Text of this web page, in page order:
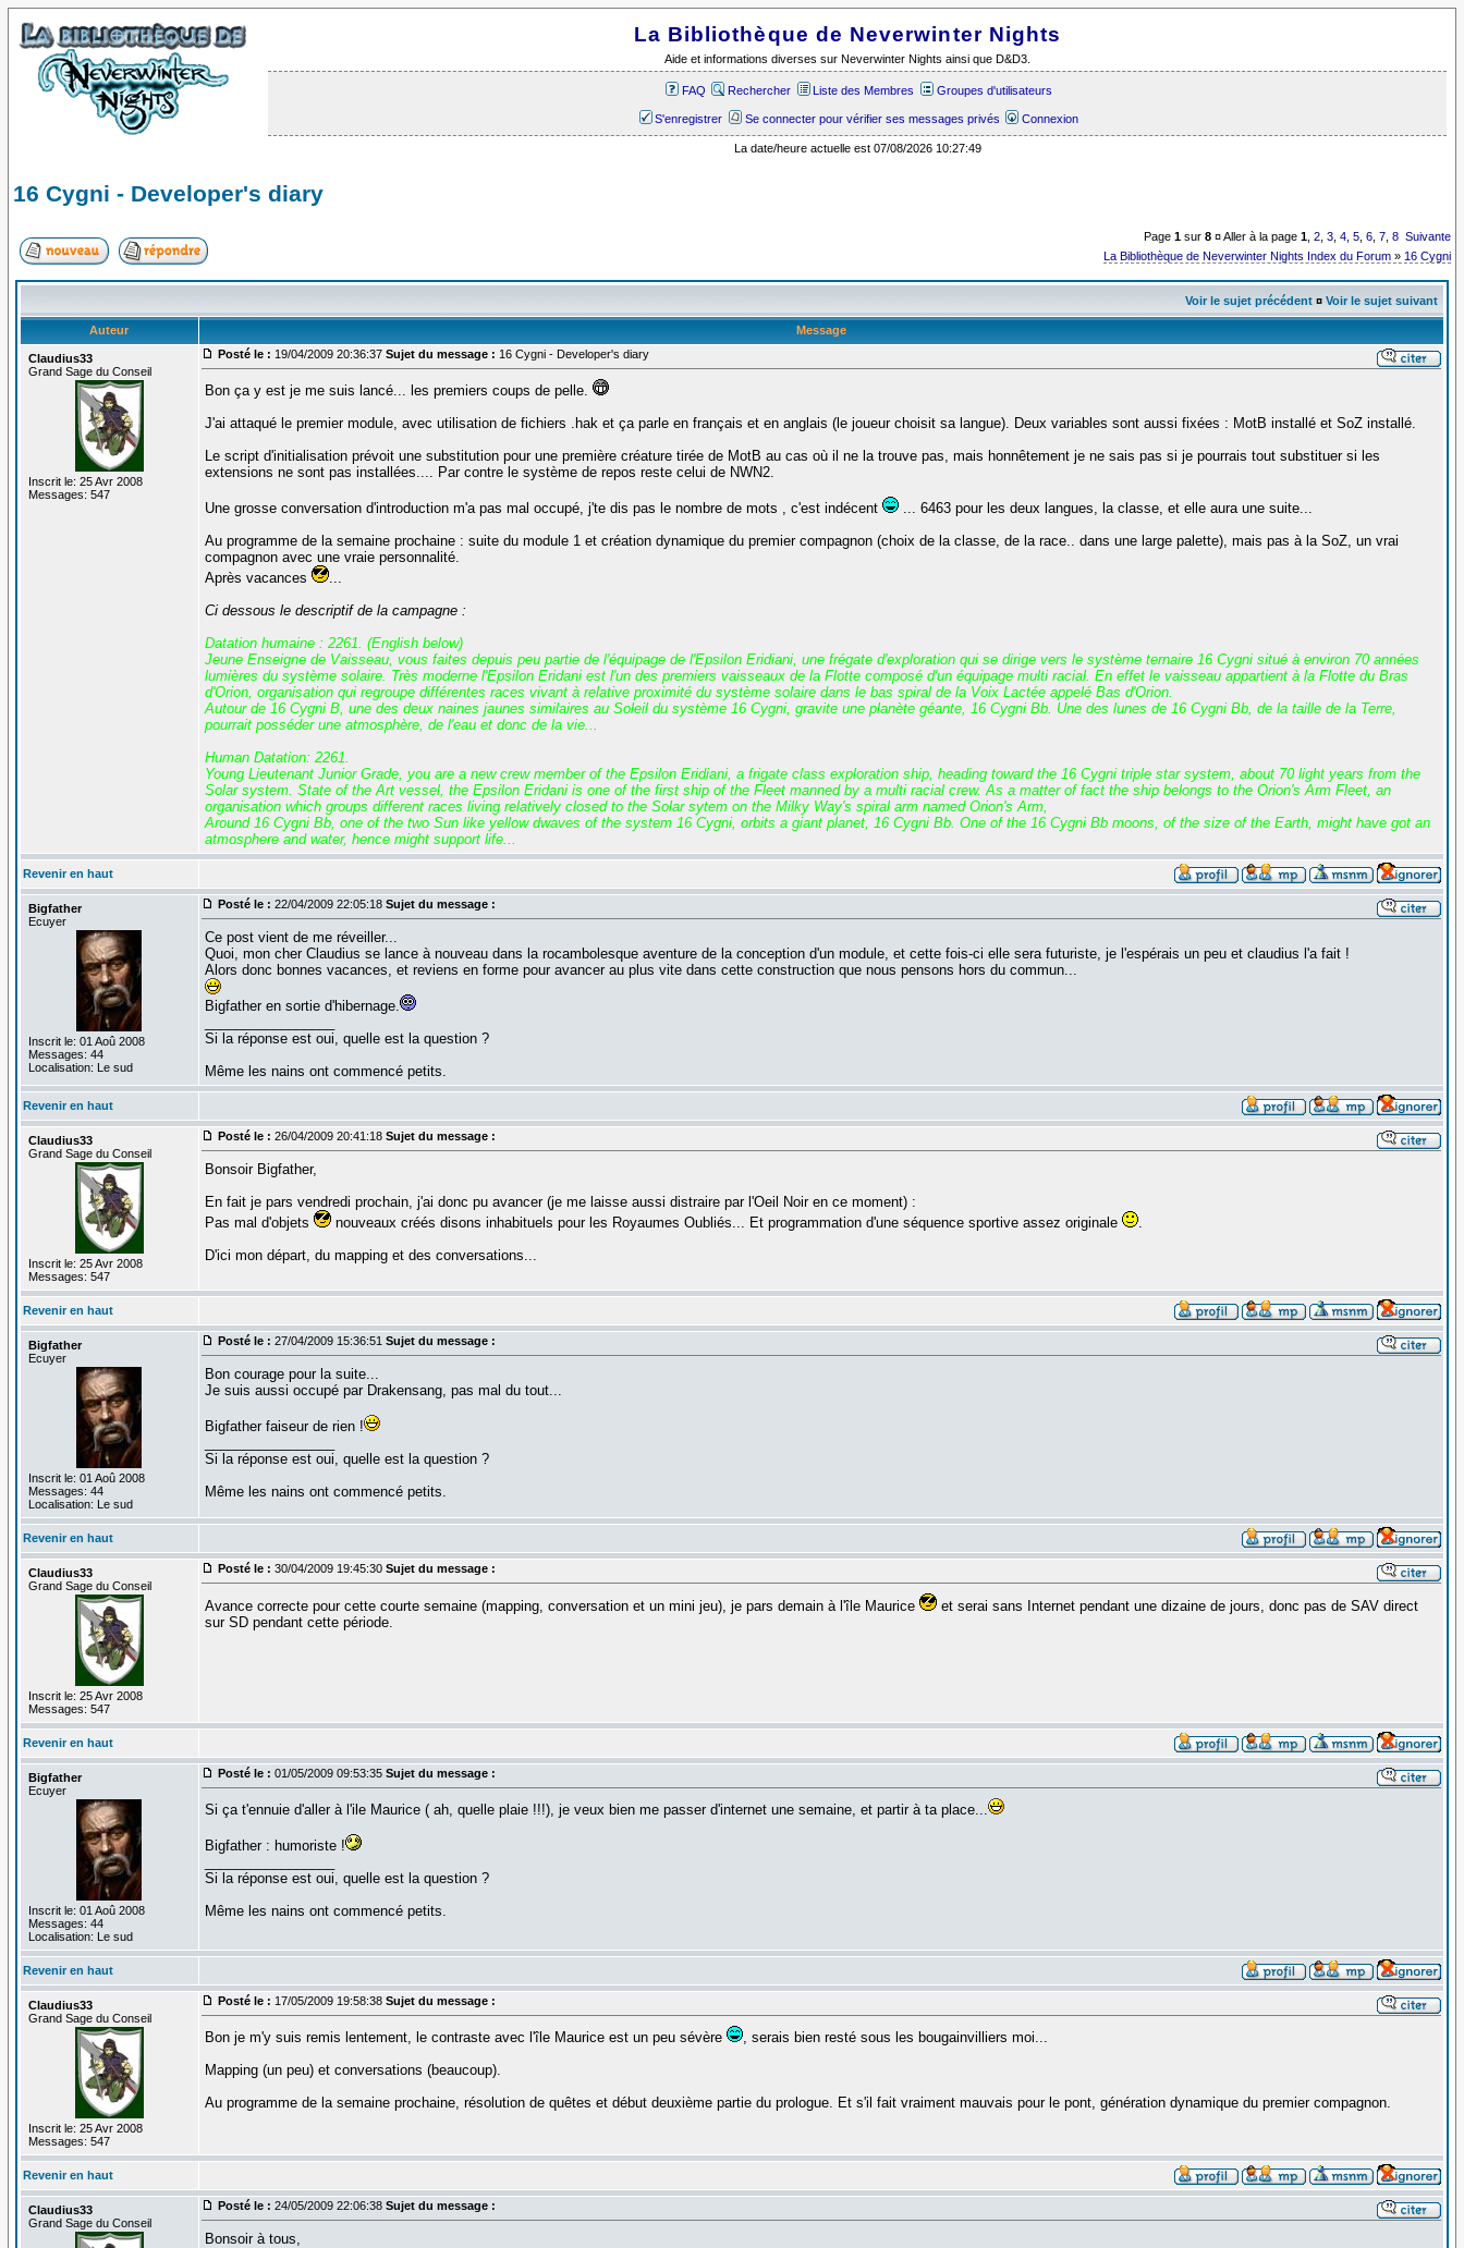
La Bibliothèque de Neverwinter Nights
Aide et informations diverses sur Neverwinter Nights ainsi que D&D3.
FAQ Rechercher Liste des Membres Groupes d'utilisateurs
S'enregistrer Se connecter pour vérifier ses messages privés Connexion
La date/heure actuelle est 07/08/2026 10:27:49
16 Cygni - Developer's diary
Page1 sur8 ¤ Aller à la page1 ,2 ,3 ,4 ,5 ,6 ,7 ,8 Suivante
La Bibliothèque de Neverwinter Nights Index du Forum » 16 Cygni
Voir le sujet précédent¤ Voir le sujet suivant
Auteur Message
Claudius33
Grand Sage du Conseil
Inscrit le: 25 Avr 2008
Messages: 547
Posté le : 19/04/2009 20:36:37 Sujet du message : 16 Cygni - Developer's diary
Bon ça y est je me suis lancé... les premiers coups de pelle.
J'ai attaqué le premier module, avec utilisation de fichiers .hak et ça parle en français et en anglais (le joueur choisit sa langue). Deux variables sont aussi fixées : MotB installé et SoZ installé.
Le script d'initialisation prévoit une substitution pour une première créature tirée de MotB au cas où il ne la trouve pas, mais honnêtement je ne sais pas si je pourrais tout substituer si les
extensions ne sont pas installées.... Par contre le système de repos reste celui de NWN2.
Une grosse conversation d'introduction m'a pas mal occupé, j'te dis pas le nombre de mots , c'est indécent
... 6463 pour les deux langues, la classe, et elle aura une suite...
Au programme de la semaine prochaine : suite du module 1 et création dynamique du premier compagnon (choix de la classe, de la race.. dans une large palette), mais pas à la SoZ, un vrai
compagnon avec une vraie personnalité.
Après vacances
...
Ci dessous le descriptif de la campagne :
Datation humaine : 2261. (English below)
Jeune Enseigne de Vaisseau, vous faites depuis peu partie de l'équipage de l'Epsilon Eridiani, une frégate d'exploration qui se dirige vers le système ternaire 16 Cygni situé à environ 70 années
lumières du système solaire. Très moderne l'Epsilon Eridani est l'un des premiers vaisseaux de la Flotte composé d'un équipage multi racial. En effet le vaisseau appartient à la Flotte du Bras
d'Orion, organisation qui regroupe différentes races vivant à relative proximité du système solaire dans le bas spiral de la Voix Lactée appelé Bas d'Orion.
Autour de 16 Cygni B, une des deux naines jaunes similaires au Soleil du système 16 Cygni, gravite une planète géante, 16 Cygni Bb. Une des lunes de 16 Cygni Bb, de la taille de la Terre,
pourrait posséder une atmosphère, de l'eau et donc de la vie...
Human Datation: 2261.
Young Lieutenant Junior Grade, you are a new crew member of the Epsilon Eridiani, a frigate class exploration ship, heading toward the 16 Cygni triple star system, about 70 light years from the
Solar system. State of the Art vessel, the Epsilon Eridani is one of the first ship of the Fleet manned by a multi racial crew. As a matter of fact the ship belongs to the Orion's Arm Fleet, an
organisation which groups different races living relatively closed to the Solar sytem on the Milky Way's spiral arm named Orion's Arm,
Around 16 Cygni Bb, one of the two Sun like yellow dwaves of the system 16 Cygni, orbits a giant planet, 16 Cygni Bb. One of the 16 Cygni Bb moons, of the size of the Earth, might have got an
atmosphere and water, hence might support life...
Revenir en haut
Bigfather
Ecuyer
Inscrit le: 01 Aoû 2008
Messages: 44
Localisation: Le sud
Posté le : 22/04/2009 22:05:18 Sujet du message :
Ce post vient de me réveiller...
Quoi, mon cher Claudius se lance à nouveau dans la rocambolesque aventure de la conception d'un module, et cette fois-ci elle sera futuriste, je l'espérais un peu et claudius l'a fait !
Alors donc bonnes vacances, et reviens en forme pour avancer au plus vite dans cette construction que nous pensons hors du commun...
Bigfather en sortie d'hibernage.
Si la réponse est oui, quelle est la question ?
Même les nains ont commencé petits.
Revenir en haut
Claudius33
Grand Sage du Conseil
Inscrit le: 25 Avr 2008
Messages: 547
Posté le : 26/04/2009 20:41:18 Sujet du message :
Bonsoir Bigfather,
En fait je pars vendredi prochain, j'ai donc pu avancer (je me laisse aussi distraire par l'Oeil Noir en ce moment) :
Pas mal d'objets
nouveaux créés disons inhabituels pour les Royaumes Oubliés... Et programmation d'une séquence sportive assez originale
.
D'ici mon départ, du mapping et des conversations...
Revenir en haut
Bigfather
Ecuyer
Inscrit le: 01 Aoû 2008
Messages: 44
Localisation: Le sud
Posté le : 27/04/2009 15:36:51 Sujet du message :
Bon courage pour la suite...
Je suis aussi occupé par Drakensang, pas mal du tout...
Bigfather faiseur de rien !
Si la réponse est oui, quelle est la question ?
Même les nains ont commencé petits.
Revenir en haut
Claudius33
Grand Sage du Conseil
Inscrit le: 25 Avr 2008
Messages: 547
Posté le : 30/04/2009 19:45:30 Sujet du message :
Avance correcte pour cette courte semaine (mapping, conversation et un mini jeu), je pars demain à l'île Maurice
et serai sans Internet pendant une dizaine de jours, donc pas de SAV direct
sur SD pendant cette période.
Revenir en haut
Bigfather
Ecuyer
Inscrit le: 01 Aoû 2008
Messages: 44
Localisation: Le sud
Posté le : 01/05/2009 09:53:35 Sujet du message :
Si ça t'ennuie d'aller à l'ile Maurice ( ah, quelle plaie !!!), je veux bien me passer d'internet une semaine, et partir à ta place...
Bigfather : humoriste !
Si la réponse est oui, quelle est la question ?
Même les nains ont commencé petits.
Revenir en haut
Claudius33
Grand Sage du Conseil
Inscrit le: 25 Avr 2008
Messages: 547
Posté le : 17/05/2009 19:58:38 Sujet du message :
Bon je m'y suis remis lentement, le contraste avec l'île Maurice est un peu sévère
, serais bien resté sous les bougainvilliers moi...
Mapping (un peu) et conversations (beaucoup).
Au programme de la semaine prochaine, résolution de quêtes et début deuxième partie du prologue. Et s'il fait vraiment mauvais pour le pont, génération dynamique du premier compagnon.
Revenir en haut
Claudius33
Grand Sage du Conseil
Posté le : 24/05/2009 22:06:38 Sujet du message :
Bonsoir à tous,